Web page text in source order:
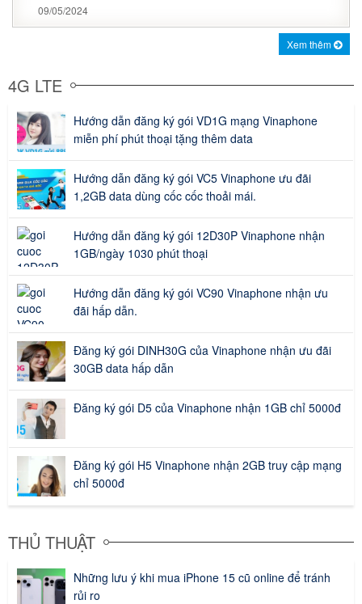
09/05/2024
Xem thêm
4G LTE
Hướng dẫn đăng ký gói VD1G mạng Vinaphone
miễn phí phút thoại tặng thêm data
Hướng dẫn đăng ký gói VC5 Vinaphone ưu đãi
1,2GB data dùng cốc cốc thoải mái.
Hướng dẫn đăng ký gói 12D30P Vinaphone nhận
1GB/ngày 1030 phút thoại
Hướng dẫn đăng ký gói VC90 Vinaphone nhận ưu
đãi hấp dẫn.
Đăng ký gói DINH30G của Vinaphone nhận ưu đãi
30GB data hấp dẫn
Đăng ký gói D5 của Vinaphone nhận 1GB chỉ 5000đ
Đăng ký gói H5 Vinaphone nhận 2GB truy cập mạng
chỉ 5000đ
THỦ THUẬT
Những lưu ý khi mua iPhone 15 cũ online để tránh
rủi ro